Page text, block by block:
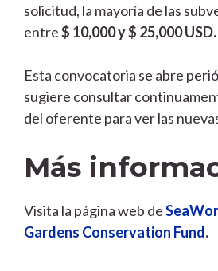
solicitud, la mayoría de las
entre$ 10,000 y $ 25,000 USD.
Esta convocatoria se abre
sugiere consultar
del oferente para ver las
Más
Visita la página web de
Gardens Conservation Fund.